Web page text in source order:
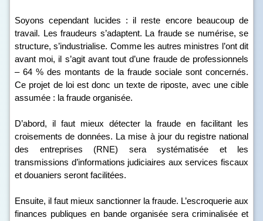
Soyons cependant lucides : il reste encore beaucoup de
travail. Les fraudeurs s’adaptent. La fraude se numérise, se
structure, s’industrialise. Comme les autres ministres l’ont dit
avant moi, il s’agit avant tout d’une fraude de professionnels
– 64 % des montants de la fraude sociale sont concernés.
Ce projet de loi est donc un texte de riposte, avec une cible
assumée : la fraude organisée.
D’abord, il faut mieux détecter la fraude en facilitant les
croisements de données. La mise à jour du registre national
des entreprises (RNE) sera systématisée et les
transmissions d’informations judiciaires aux services fiscaux
et douaniers seront facilitées.
Ensuite, il faut mieux sanctionner la fraude. L’escroquerie aux
finances publiques en bande organisée sera criminalisée et